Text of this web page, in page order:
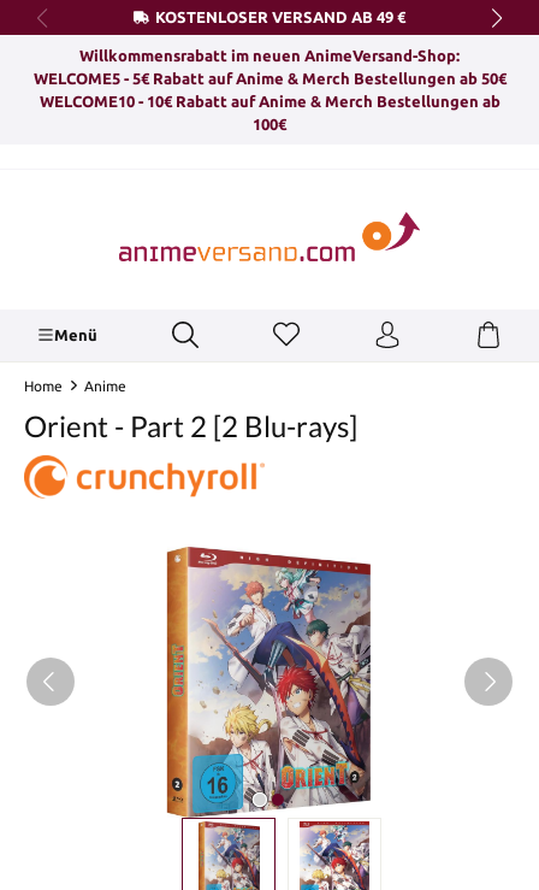
springen KOSTENLOSER VERSAND AB 49 €
Willkommensrabatt im neuen AnimeVersand-Shop:
WELCOME5 - 5€ Rabatt auf Anime & Merch Bestellungen ab 50€
WELCOME10 - 10€ Rabatt auf Anime & Merch Bestellungen ab
100€
Menü
Home Anime
Orient - Part 2 [2 Blu-rays]
Bildergalerie überspringen